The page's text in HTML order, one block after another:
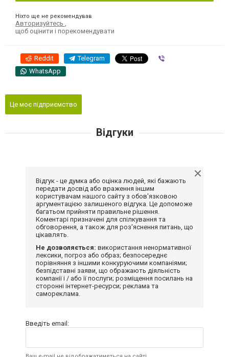
Ніхто ще не рекомендував
Авторизуйтесь
щоб оцінити і порекомендувати
Reddit Telegram
WhatsApp
Це моє підприємство
Відгуки
Відгук - це думка або оцінка людей, які бажають
передати досвід або враження іншим
користувачам нашого сайту з обов'язковою
аргументацією залишеного відгука. Це допоможе
багатьом прийняти правильне рішення.
Коментарі призначені для спілкування та
обговорення, а також для роз'яснення питань, що
цікавлять.
Не дозволяється: використання ненормативної
лексики, погроз або образ; безпосереднє
порівняння з іншими конкуруючими компаніями;
безпідставні заяви, що ображають діяльність
компанії і / або її послуги; розміщення посилань на
сторонні інтернет-ресурси; реклама та
самореклама.
Введіть email: